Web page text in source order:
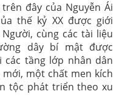
đây của Nguyễn Ái
thế kỷ XX được giới
cùng các tài liệu
dây bí mật được
tầng lớp nhân dân
một chất men kích
tộc phát triển theo xu